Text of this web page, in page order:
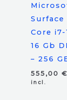
Surface
Core i7-
16 Gb
– 256
555,00 €
incl.